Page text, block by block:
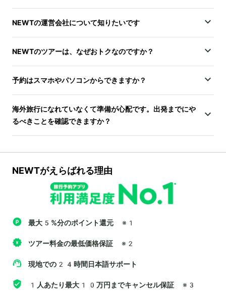
NEWTの運営会社について知りたいです
NEWTのツアーは、なぜおトクなのですか？
予約はスマホやパソコンからできますか？
海外旅行になれていなくて準備が心配です。出発までにや
るべきことを確認できますか？
NEWTがえらばれる理由
最大5%分のポイント還元 ※1
ツアー料金の最低価格保証 ※2
現地での24時間日本語サポート
1人あたり最大10万円までキャンセル保証 ※3